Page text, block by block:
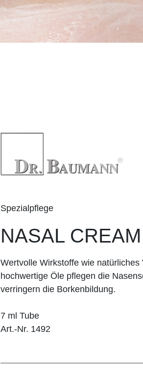
Spezialpflege
NASAL CREAM
Wertvolle Wirkstoffe wie
hochwertige Öle pflegen die
verringern die Borkenbildung.
7 ml Tube
Art.-Nr. 1492